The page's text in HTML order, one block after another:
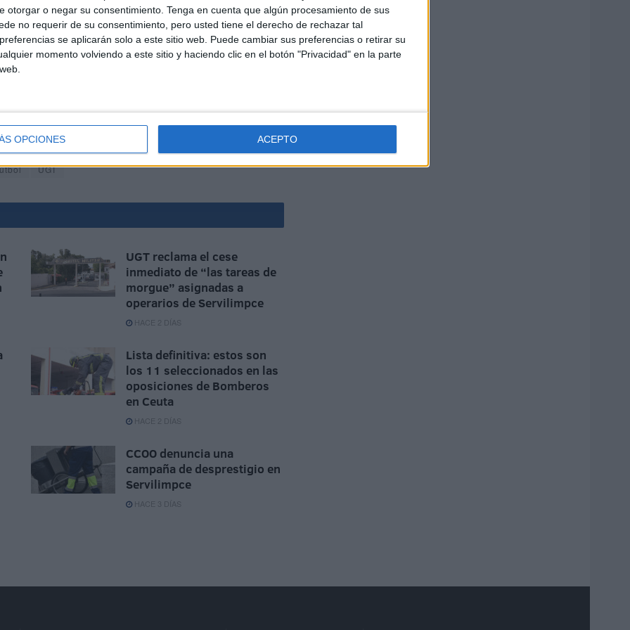
otorgar o negar su consentimiento. Tenga en cuenta que algún procesamiento de sus
no requerir de su consentimiento, pero usted tiene el derecho de rechazar tal
se aplicarán solo a este sitio web. Puede cambiar sus preferencias o retirar su
momento volviendo a este sitio y haciendo clic en el botón "Privacidad" en la parte
OPCIONES ACEPTO
a la "única mujer trabajadora" con la que
UGT
UGT reclama el cese
inmediato de “las tareas de
morgue” asignadas a
operarios de Servilimpce
HACE 2 DÍAS
Lista definitiva: estos son
los 11 seleccionados en las
oposiciones de Bomberos
en Ceuta
HACE 2 DÍAS
CCOO denuncia una
campaña de desprestigio en
Servilimpce
HACE 3 DÍAS